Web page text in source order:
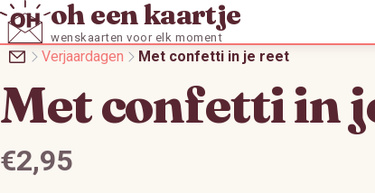
oh een kaartje
wenskaarten voor elk moment
Verjaardagen Met confetti in je reet
Met confetti in
Prijs:
€2,95